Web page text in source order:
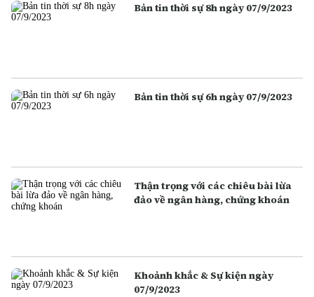
Bản tin thời sự 8h ngày 07/9/2023
Bản tin thời sự 6h ngày 07/9/2023
Thận trọng với các chiêu bài lừa
đảo về ngân hàng, chứng khoán
Khoảnh khắc & Sự kiện ngày
07/9/2023